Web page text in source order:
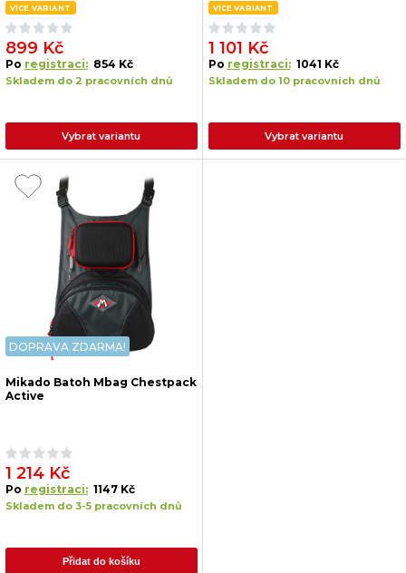
VÍCE VARIANT
899 Kč
Po registraci: 854 Kč
Skladem do 2 pracovních dnů
Vybrat variantu
VÍCE VARIANT
1 101 Kč
Po registraci: 1041 Kč
Skladem do 10 pracovních dnů
Vybrat variantu
DOPRAVA ZDARMA!
Mikado Batoh Mbag Chestpack
Active
1 214 Kč
Po registraci: 1147 Kč
Skladem do 3-5 pracovních dnů
Přidat do košíku